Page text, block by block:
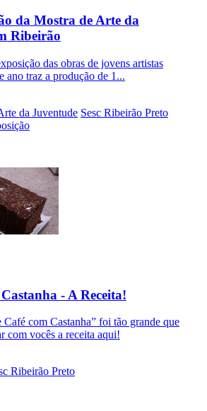
da Mostra de Arte da
Ribeirão
das obras de jovens artistas
ano traz a produção de 1...
da Juventude Sesc Ribeirão Preto
- A Receita!
com Castanha” foi tão grande que
com vocês a receita aqui!
Ribeirão Preto